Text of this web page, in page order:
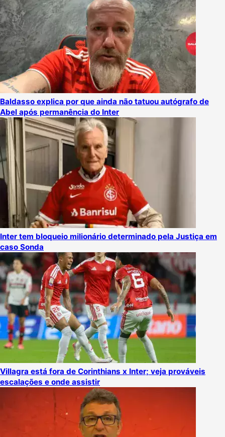
Baldasso explica por que ainda não tatuou autógrafo de
Abel após permanência do Inter
Inter tem bloqueio milionário determinado pela Justiça em
caso Sonda
Villagra está fora de Corinthians x Inter; veja prováveis
escalações e onde assistir